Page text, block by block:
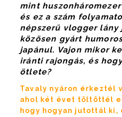
mint
és ez a szám
népszerű vlogger lány
közösen gyárt
japánul. Vajon mikor
iránti rajongás, és
ötlete?
Tavaly nyáron érkeztél
ahol két évet töltöttél
hogy hogyan jutottál ki,